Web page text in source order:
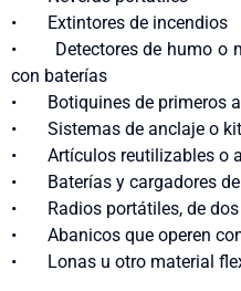
• Extintores de incendios
• Detectores de humo o
con baterías
• Botiquines de primeros
• Sistemas de anclaje o
• Artículos reutilizables o
• Baterías y cargadores de
• Radios portátiles, de dos
• Abanicos que operen
• Lonas u otro material